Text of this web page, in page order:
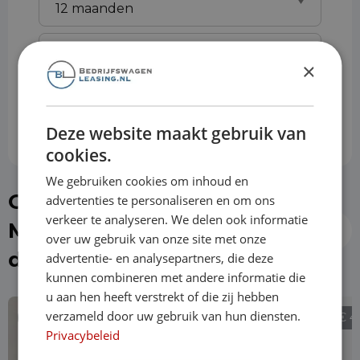
Of kies direct een
Mercedes-Benz Vito uit
de voorraad
€ 26.440 €
×
Deze website maakt gebruik van
cookies.
We gebruiken cookies om inhoud en
advertenties te personaliseren en om ons
verkeer te analyseren. We delen ook informatie
over uw gebruik van onze site met onze
advertentie- en analysepartners, die deze
kunnen combineren met andere informatie die
u aan hen heeft verstrekt of die zij hebben
verzameld door uw gebruik van hun diensten.
Privacybeleid